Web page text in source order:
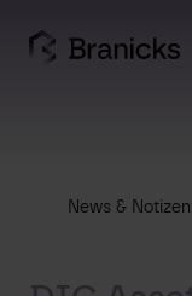
content
News & Notizen